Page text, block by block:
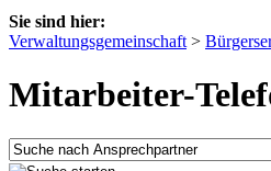
Sie sind hier:
Verwaltungsgemeinschaft >
Mitarbeiter-